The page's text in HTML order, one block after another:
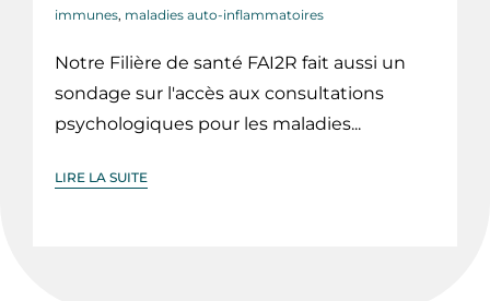
immunes, maladies auto-inflammatoires
Notre Filière de santé FAI2R fait aussi un
sondage sur l'accès aux consultations
psychologiques pour les maladies...
LIRE LA SUITE